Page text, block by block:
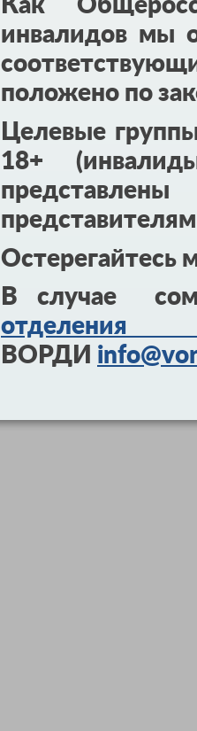
Как
инвалидов мы
положено по
Целевые
18+
Остерегайтесь
В случае
отделения
ВОРДИ